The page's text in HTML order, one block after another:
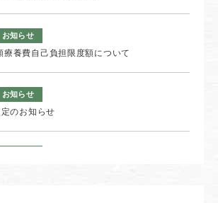
お知らせ
養費自己負担限度額について
お知らせ
のお知らせ